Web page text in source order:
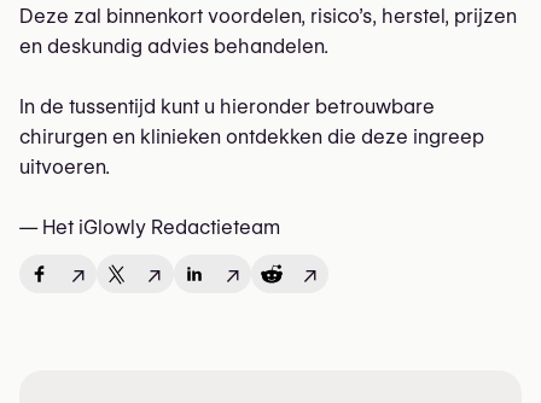
Deze zal binnenkort voordelen, risico’s, herstel, prijzen
en deskundig advies behandelen.
In de tussentijd kunt u hieronder betrouwbare
chirurgen en klinieken ontdekken die deze ingreep
uitvoeren.
— Het iGlowly Redactieteam
↗ ↗ ↗ ↗